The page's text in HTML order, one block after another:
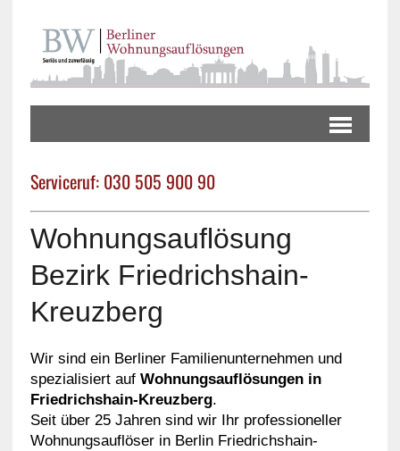
Serviceruf: 030 505 900 90
Wohnungsauflösung
Bezirk Friedrichshain-
Kreuzberg
Wir sind ein Berliner Familienunternehmen und
spezialisiert auf Wohnungsauflösungen in
Friedrichshain-Kreuzberg.
Seit über 25 Jahren sind wir Ihr professioneller
Wohnungsauflöser in Berlin Friedrichshain-